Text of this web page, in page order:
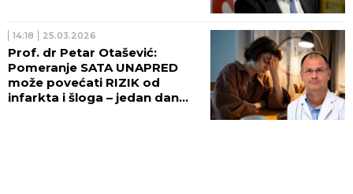
PRAVA ISTINA!
14:18 25.03.2026
Prof. dr Petar Otašević:
Pomeranje SATA UNAPRED
može povećati RIZIK od
infarkta i šloga – jedan dan